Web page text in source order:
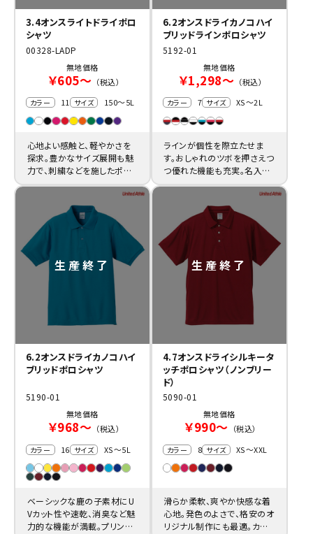
3.4オンスライトドライポロ
シャツ
00328-LADP
無地価格
￥605～ （税込）
カラー 11 サイズ 150～5L
心地よい感触と、軽やかさを
探求。豊かなサイズ展開も魅
力で、刺繍などを施したポロ
6.2オンスドライカノコハイ
ブリッドラインポロシャツ
5192-01
無地価格
￥1,298～ （税込）
カラー 7 サイズ XS～2L
ラインが個性を際立たせま
す。おしゃれのツボを押さえつ
つ優れた機能も充実。名入れ
6.2オンスドライカノコハイ
ブリッドポロシャツ
5190-01
無地価格
￥968～ （税込）
カラー 16 サイズ XS～5L
ベーシックな鹿の子素材にU
Vカット性や速乾、消臭など魅
力的な機能が満載。プリント
4.7オンスドライシルキータ
ッチポロシャツ（ノンブリー
ド）
5090-01
無地価格
￥990～ （税込）
カラー 8 サイズ XS～XXL
滑らか柔軟、爽やか快感な着
心地。発色のよさで、格安のオ
リジナル制作にも最適。カジ